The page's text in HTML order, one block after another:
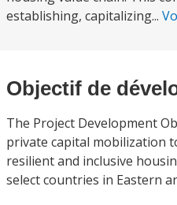
establishing, capitalizing...
Objectif de
The Project Development
private capital mobilization
resilient and inclusive
select countries in Eastern